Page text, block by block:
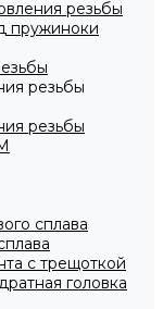
резьбы
пружиноки
резьбы
резьбы
сплава
с трещоткой
головка